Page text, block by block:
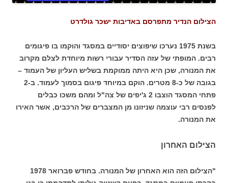
הצילום הנדיר מתפרסם באדיבות ישכר גולדרט
בשנת 1975 נערכו שיפוצים יסודיים במסגד והוקמו בו פיגומים
רבים. המופתי של עזה הסדיר עבורי רשות מיוחדת לצלם מקרוב
את המנורה, שכן היא היתה ממוקמת בשליש העליון של העמוד –
בגובה של כ-8 מטרים. הוקם במיוחד פיגום בסמוך לעמוד. ב-2
פתחי המסגד הוצבו 2 ג'יפים של צה"ל ומהם משכו כבלים
לפנסים רבי עוצמה שניזונו מן המצברים של הרכבים, אשר האירו
את המנורה.
הצילום האחרון
"הצילום הזה הוא האחרון של המנורה. בחודש פברואר 1978